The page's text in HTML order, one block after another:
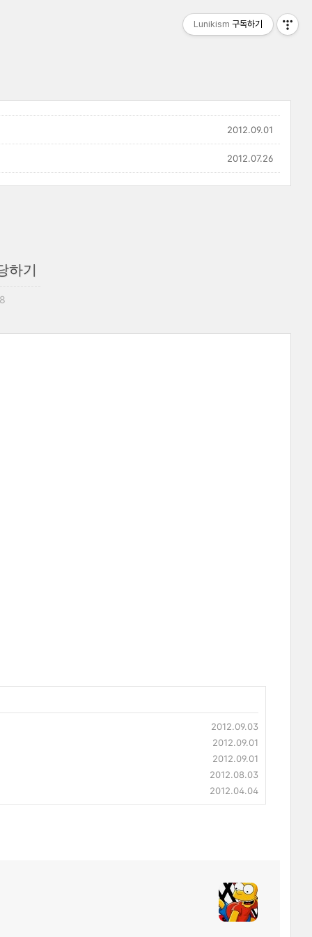
2012.09.01
2012.07.26
하기
2012.09.03
2012.09.01
2012.09.01
2012.08.03
2012.04.04
Lunikism 구독하기